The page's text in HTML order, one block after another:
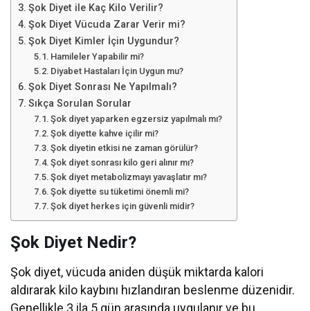
Şok Diyet ile Kaç Kilo Verilir?
Şok Diyet Vücuda Zarar Verir mi?
Şok Diyet Kimler İçin Uygundur?
Hamileler Yapabilir mi?
Diyabet Hastaları İçin Uygun mu?
Şok Diyet Sonrası Ne Yapılmalı?
Sıkça Sorulan Sorular
Şok diyet yaparken egzersiz yapılmalı mı?
Şok diyette kahve içilir mi?
Şok diyetin etkisi ne zaman görülür?
Şok diyet sonrası kilo geri alınır mı?
Şok diyet metabolizmayı yavaşlatır mı?
Şok diyette su tüketimi önemli mi?
Şok diyet herkes için güvenli midir?
Şok Diyet Nedir?
Şok diyet, vücuda aniden düşük miktarda kalori
aldırarak kilo kaybını hızlandıran beslenme düzenidir.
Genellikle 3 ila 5 gün arasında uygulanır ve bu